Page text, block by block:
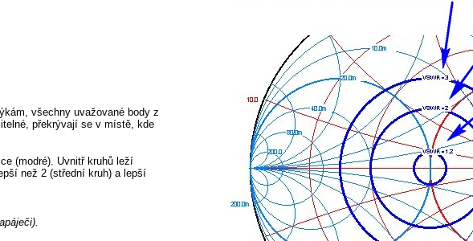
všechny uvažované body z
překrývají se v místě, kde
(modré). Uvnitř kruhů leží
než 2 (střední kruh) a lepší